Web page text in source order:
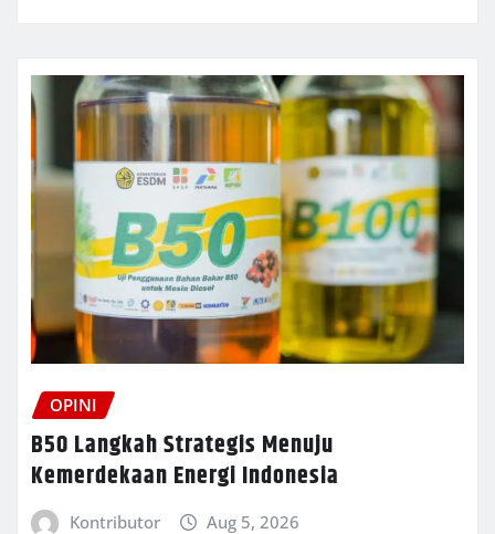
OPINI
B50 Langkah Strategis Menuju
Kemerdekaan Energi Indonesia
Kontributor Aug 5, 2026